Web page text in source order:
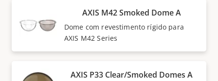
AXIS M42 Smoked Dome A
Dome com revestimento rígido para
AXIS M42 Series
AXIS P33 Clear/Smoked Domes A